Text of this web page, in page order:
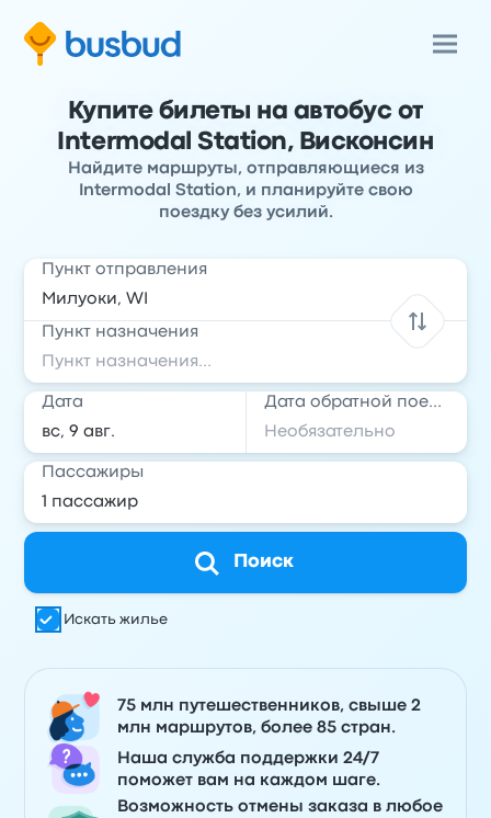
Купите билеты на автобус от
Intermodal Station, Висконсин
Найдите маршруты, отправляющиеся из
Intermodal Station, и планируйте свою
поездку без усилий.
Пункт отправления
Пункт назначения
Дата Дата обратной поездки
Пассажиры
Поиск
Искать жилье
75 млн путешественников, свыше 2
млн маршрутов, более 85 стран.
Наша служба поддержки 24/7
поможет вам на каждом шаге.
Возможность отмены заказа в любое